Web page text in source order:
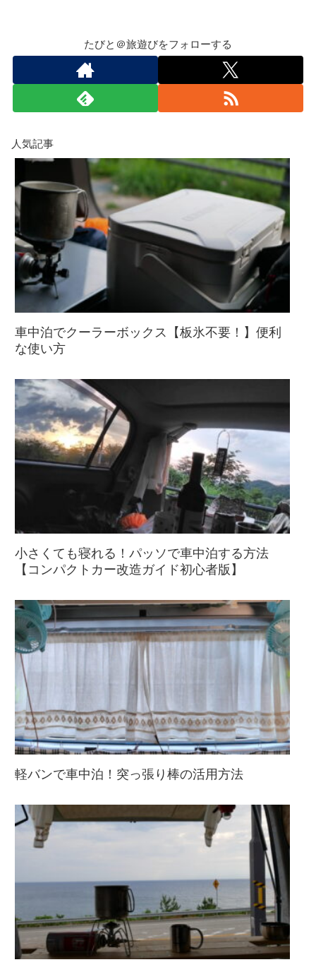
たびと＠旅遊びをフォローする
人気記事
車中泊でクーラーボックス【板氷不要！】便利
な使い方
小さくても寝れる！パッソで車中泊する方法
【コンパクトカー改造ガイド初心者版】
軽バンで車中泊！突っ張り棒の活用方法